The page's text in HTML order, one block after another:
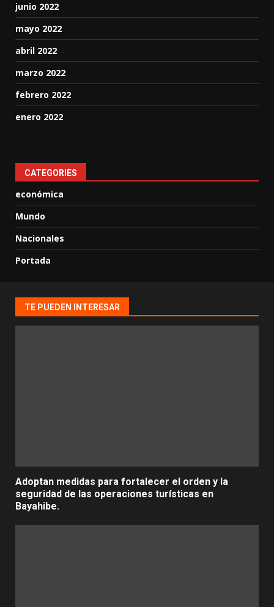
junio 2022
mayo 2022
abril 2022
marzo 2022
febrero 2022
enero 2022
CATEGORIES
económica
Mundo
Nacionales
Portada
TE PUEDEN INTERESAR
Adoptan medidas para fortalecer el orden y la
seguridad de las operaciones turísticas en
Bayahibe.